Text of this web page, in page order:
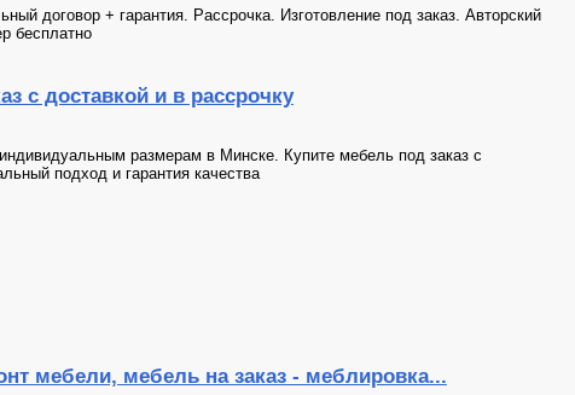
договор + гарантия. Рассрочка. Изготовление под заказ. Авторский
бесплатно
с доставкой и в рассрочку
размерам в Минске. Купите мебель под заказ с
подход и гарантия качества
мебели, мебель на заказ - меблировка...